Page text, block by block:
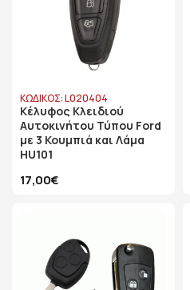
ΚΩΔΙΚΟΣ: L020404
Κέλυφος Κλειδιού
Αυτοκινήτου Τύπου Ford
με 3 Κουμπιά και Λάμα
HU101
17,00€